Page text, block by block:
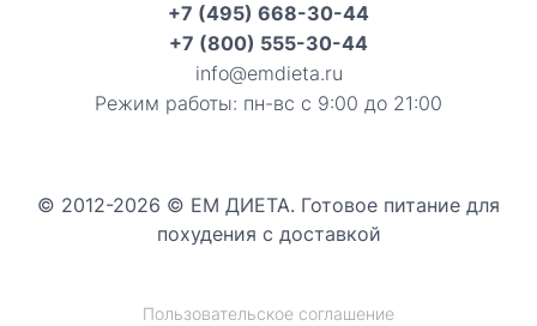
+7 (495) 668-30-44
+7 (800) 555-30-44
info@emdieta.ru
Режим работы: пн-вс с 9:00 до 21:00
© 2012-2026 © ЕМ ДИЕТА. Готовое питание для
похудения с доставкой
Пользовательское соглашение